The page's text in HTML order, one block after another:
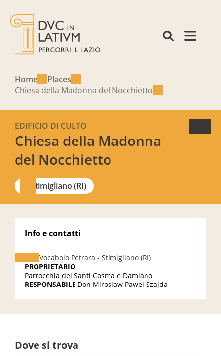
Home
Places
Chiesa della Madonna del Nocchietto
Chiesa della Madonna
del Nocchietto
EDIFICIO DI CULTO
Stimigliano (RI)
Info e contatti
Vocabolo Petrara - Stimigliano (RI)
PROPRIETARIO
Parrocchia dei Santi Cosma e Damiano
RESPONSABILE Don Miroslaw Pawel Szajda
Dove si trova